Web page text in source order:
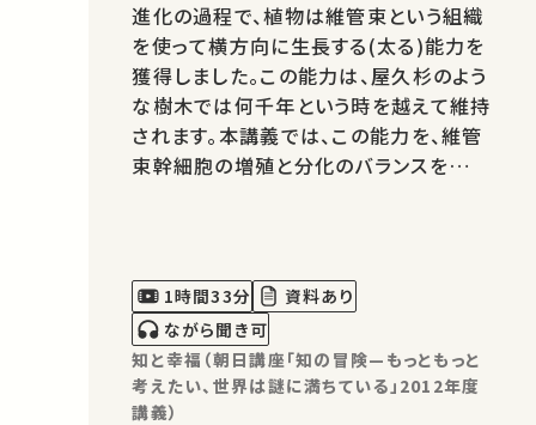
進化の過程で、植物は維管束という組織
を使って横方向に生長する(太る)能力を
獲得しました。この能力は、屋久杉のよう
な樹木では何千年という時を越えて維持
されます。本講義では、この能力を、維管
束幹細胞の増殖と分化のバランスを制御
1時間33分
資料あり
ながら聞き可
知と幸福（朝日講座「知の冒険—もっともっと
考えたい、世界は謎に満ちている」2012年度
講義）